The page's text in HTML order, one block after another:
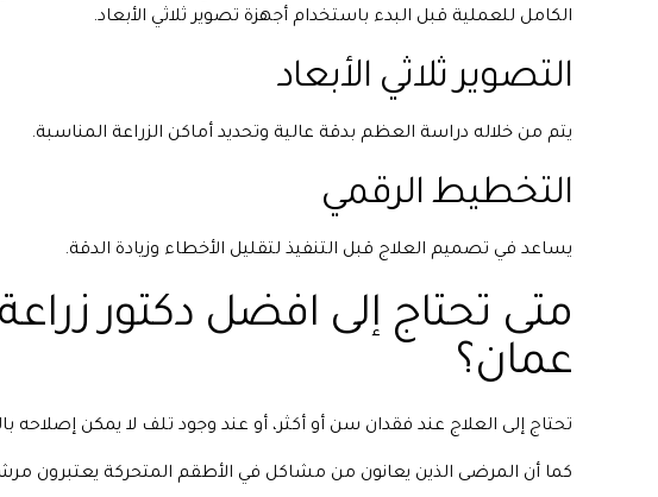
الكامل للعملية قبل البدء باستخدام أجهزة تصوير ثلاثي الأبعاد.
التصوير ثلاثي الأبعاد
يتم من خلاله دراسة العظم بدقة عالية وتحديد أماكن الزراعة المناسبة.
التخطيط الرقمي
يساعد في تصميم العلاج قبل التنفيذ لتقليل الأخطاء وزيادة الدقة.
متى تحتاج إلى افضل دكتور
عمان؟
تحتاج إلى العلاج عند فقدان سن أو أكثر، أو عند وجود تلف لا يمكن إصلاحه
كما أن المرضى الذين يعانون من مشاكل في الأطقم المتحركة يعتبرون